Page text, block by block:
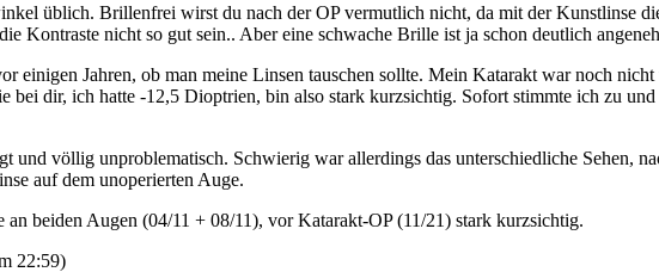
üblich. Brillenfrei wirst du nach der OP vermutlich nicht, da mit der Kunstlinse
Kontraste nicht so gut sein.. Aber eine schwache Brille ist ja schon deutlich
einigen Jahren, ob man meine Linsen tauschen sollte. Mein Katarakt war noch
dir, ich hatte -12,5 Dioptrien, bin also stark kurzsichtig. Sofort stimmte ich zu
völlig unproblematisch. Schwierig war allerdings das unterschiedliche Sehen,
auf dem unoperierten Auge.
beiden Augen (04/11 + 08/11), vor Katarakt-OP (11/21) stark kurzsichtig.
22:59)